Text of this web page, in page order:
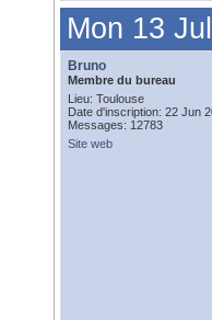
Mon 13
Bruno
Membre du bureau
Lieu: Toulouse
Date d'inscription: 22 Jun
Messages: 12783
Site web